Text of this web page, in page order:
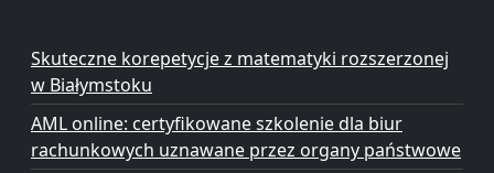
Skuteczne korepetycje z matematyki rozszerzonej
w Białymstoku
AML online: certyfikowane szkolenie dla biur
rachunkowych uznawane przez organy państwowe